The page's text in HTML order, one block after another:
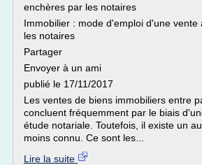
enchères par les notaires
Immobilier : mode d'emploi d'une vente
les notaires
Partager
Envoyer à un ami
publié le 17/11/2017
Les ventes de biens immobiliers entre
concluent fréquemment par le biais
étude notariale. Toutefois, il existe un
moins connu. Ce sont les...
Lire la suite